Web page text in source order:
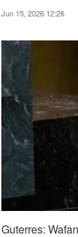
Jun 15, 2026 12:26
Guterres: